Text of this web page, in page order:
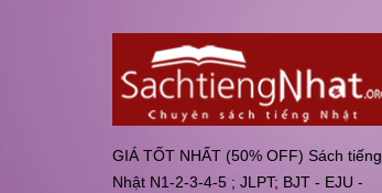
GIÁ TỐT NHẤT (50% OFF) Sách tiếng
Nhật N1-2-3-4-5 ; JLPT; BJT - EJU -